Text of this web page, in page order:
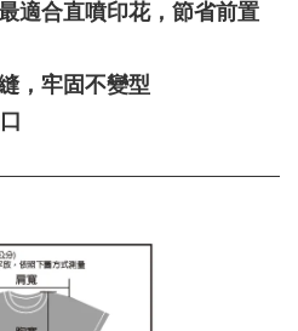
適合直噴印花，節省前置
，牢固不變型